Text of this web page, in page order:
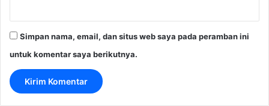
Simpan nama, email, dan situs web saya pada peramban ini
untuk komentar saya berikutnya.